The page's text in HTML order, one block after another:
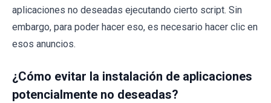
aplicaciones no deseadas ejecutando cierto script. Sin
embargo, para poder hacer eso, es necesario hacer clic en
esos anuncios.
¿Cómo evitar la instalación de aplicaciones
potencialmente no deseadas?